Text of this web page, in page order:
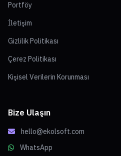
Portföy
İletişim
Gizlilik Politikası
Çerez Politikası
Kişisel Verilerin Korunması
Bize Ulaşın
hello@ekolsoft.com
WhatsApp